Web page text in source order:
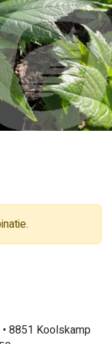
8851 Koolskamp